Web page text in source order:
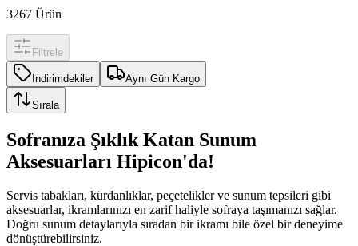
3267 Ürün
Filtrele
İndirimdekiler Aynı Gün Kargo
Sırala
Sofranıza Şıklık Katan Sunum
Aksesuarları Hipicon'da!
Servis tabakları, kürdanlıklar, peçetelikler ve sunum tepsileri gibi
aksesuarlar, ikramlarınızı en zarif haliyle sofraya taşımanızı sağlar.
Doğru sunum detaylarıyla sıradan bir ikramı bile özel bir deneyime
dönüştürebilirsiniz.